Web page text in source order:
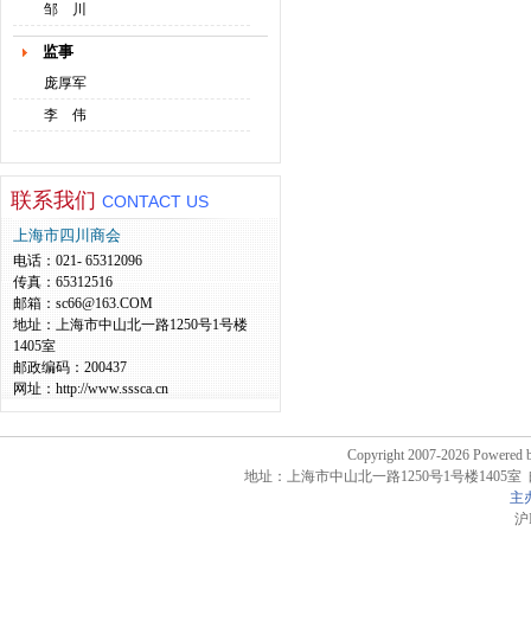
邹 川
监事
庞厚军
李 伟
联系我们 CONTACT US
上海市四川商会
电话：021- 65312096
传真：65312516
邮箱：sc66@163.COM
地址：上海市中山北一路1250号1号楼
1405室
邮政编码：200437
网址：http://www.sssca.cn
Copyright 2007-2026
地址：上海市中山北一路1250号1号楼1405室
主
沪